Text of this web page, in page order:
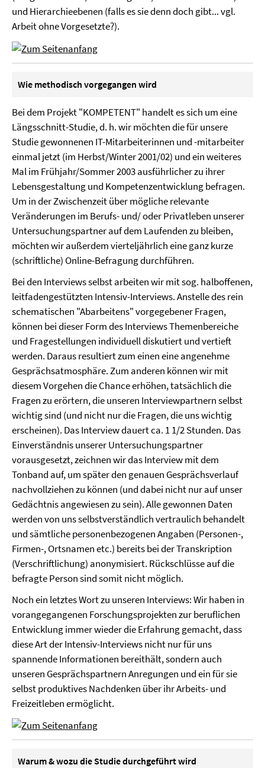
und Hierarchieebenen (falls es sie denn doch gibt... vgl.
Arbeit ohne Vorgesetzte?).
Wie methodisch vorgegangen wird
Bei dem Projekt "KOMPETENT" handelt es sich um eine
Längsschnitt-Studie, d. h. wir möchten die für unsere
Studie gewonnenen IT-Mitarbeiterinnen und -mitarbeiter
einmal jetzt (im Herbst/Winter 2001/02) und ein weiteres
Mal im Frühjahr/Sommer 2003 ausführlicher zu ihrer
Lebensgestaltung und Kompetenzentwicklung befragen.
Um in der Zwischenzeit über mögliche relevante
Veränderungen im Berufs- und/ oder Privatleben unserer
Untersuchungspartner auf dem Laufenden zu bleiben,
möchten wir außerdem vierteljährlich eine ganz kurze
(schriftliche) Online-Befragung durchführen.
Bei den Interviews selbst arbeiten wir mit sog. halboffenen,
leitfadengestützten Intensiv-Interviews. Anstelle des rein
schematischen "Abarbeitens" vorgegebener Fragen,
können bei dieser Form des Interviews Themenbereiche
und Fragestellungen individuell diskutiert und vertieft
werden. Daraus resultiert zum einen eine angenehme
Gesprächsatmosphäre. Zum anderen können wir mit
diesem Vorgehen die Chance erhöhen, tatsächlich die
Fragen zu erörtern, die unseren Interviewpartnern selbst
wichtig sind (und nicht nur die Fragen, die uns wichtig
erscheinen). Das Interview dauert ca. 1 1/2 Stunden. Das
Einverständnis unserer Untersuchungspartner
vorausgesetzt, zeichnen wir das Interview mit dem
Tonband auf, um später den genauen Gesprächsverlauf
nachvollziehen zu können (und dabei nicht nur auf unser
Gedächtnis angewiesen zu sein). Alle gewonnen Daten
werden von uns selbstverständlich vertraulich behandelt
und sämtliche personenbezogenen Angaben (Personen-,
Firmen-, Ortsnamen etc.) bereits bei der Transkription
(Verschriftlichung) anonymisiert. Rückschlüsse auf die
befragte Person sind somit nicht möglich.
Noch ein letztes Wort zu unseren Interviews: Wir haben in
vorangegangenen Forschungsprojekten zur beruflichen
Entwicklung immer wieder die Erfahrung gemacht, dass
diese Art der Intensiv-Interviews nicht nur für uns
spannende Informationen bereithält, sondern auch
unseren Gesprächspartnern Anregungen und ein für sie
selbst produktives Nachdenken über ihr Arbeits- und
Freizeitleben ermöglicht.
Warum & wozu die Studie durchgeführt wird